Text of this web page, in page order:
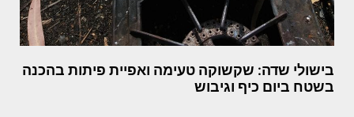
בישולי שדה: שקשוקה טעימה ואפיית פיתות בהכנה
בשטח ביום כיף וגיבוש